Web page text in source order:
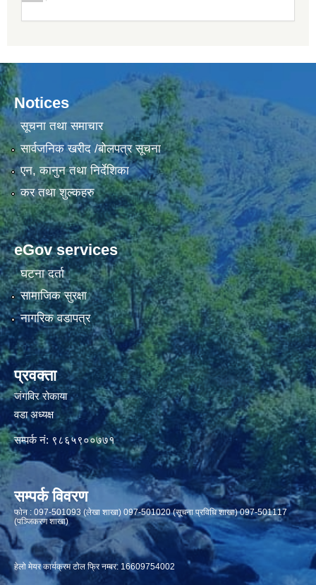
Notices
सूचना तथा समाचार
सार्वजनिक खरीद /बोलपत्र सूचना
एन, कानुन तथा निर्देशिका
कर तथा शुल्कहरु
eGov services
घटना दर्ता
सामाजिक सुरक्षा
नागरिक वडापत्र
प्रवक्ता
जंगविर रोकाया
वडा अध्यक्ष
सम्पर्क नं: ९८६५९००७७१
सम्पर्क विवरण
फाेन : 097-501093 (लेखा शाखा) 097-501020 (सूचना प्रविधि शाखा) 097-501117
(पञ्जिकरण शाखा)
हेलो मेयर कार्यक्रम टोल फ्रि नम्बर: 16609754002